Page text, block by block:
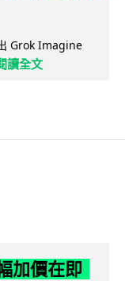
Grok Imagine
讀全文
加價在即